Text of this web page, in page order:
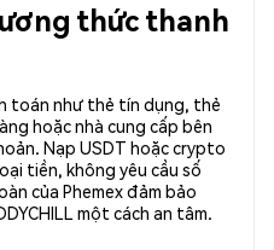
thức thanh
toán như thẻ tín dụng, thẻ
hoặc nhà cung cấp bên
Nạp USDT hoặc crypto
tiền, không yêu cầu số
của Phemex đảm bảo
một cách an tâm.